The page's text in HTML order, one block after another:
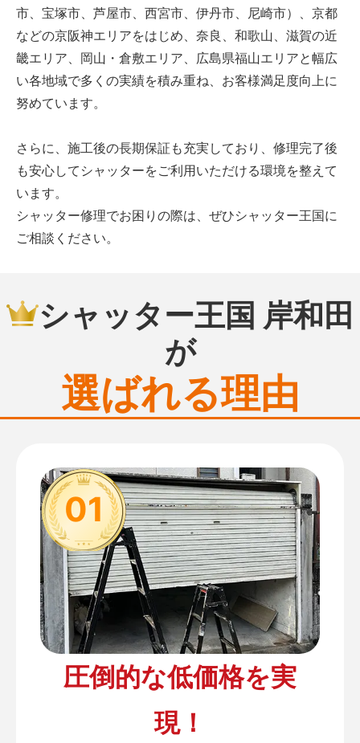
市、宝塚市、芦屋市、西宮市、伊丹市、尼崎市）、京都
などの京阪神エリアをはじめ、奈良、和歌山、滋賀の近
畿エリア、岡山・倉敷エリア、広島県福山エリアと幅広
い各地域で多くの実績を積み重ね、お客様満足度向上に
努めています。
さらに、施工後の長期保証も充実しており、修理完了後
も安心してシャッターをご利用いただける環境を整えて
います。
シャッター修理でお困りの際は、ぜひシャッター王国に
ご相談ください。
シャッター王国 岸和田
が
選ばれる理由
01
圧倒的な低価格を実
現！